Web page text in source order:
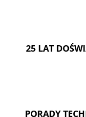
25 LAT
PORADY